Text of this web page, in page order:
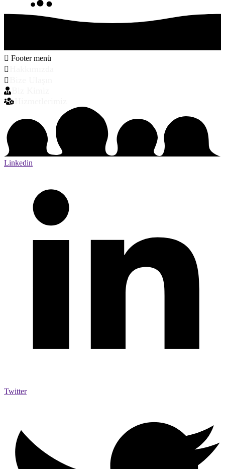
Footer menü
Linkedin
Twitter